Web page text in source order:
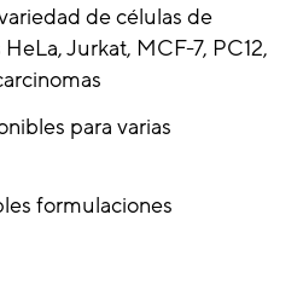
de células de
Jurkat, MCF-7, PC12,
para varias
formulaciones